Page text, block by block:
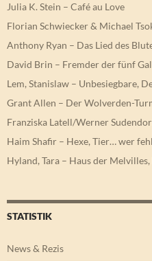
Julia K. Stein – Café au Love
Florian Schwiecker & Michael
Anthony Ryan – Das Lied des
David Brin – Fremder der fünf
Lem, Stanislaw – Unbesiegbare,
Grant Allen – Der Wolverden-
Franziska Latell/Werner
Haim Shafir – Hexe, Tier… wer
Hyland, Tara – Haus der Melvilles,
STATISTIK
News & Rezis